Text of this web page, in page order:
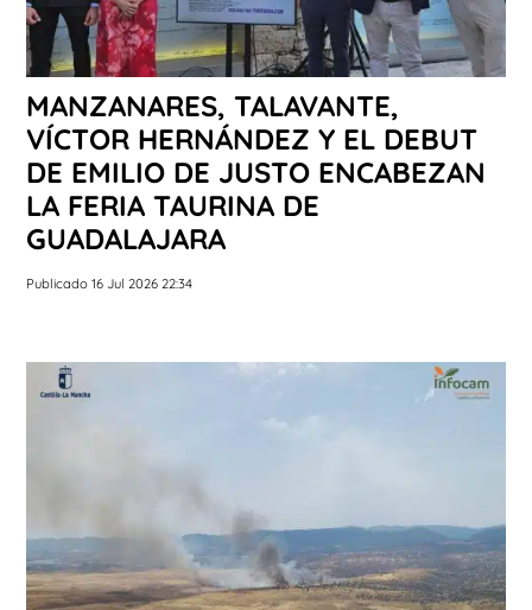
MANZANARES, TALAVANTE,
VÍCTOR HERNÁNDEZ Y EL DEBUT
DE EMILIO DE JUSTO ENCABEZAN
LA FERIA TAURINA DE
GUADALAJARA
Publicado 16 Jul 2026 22:34